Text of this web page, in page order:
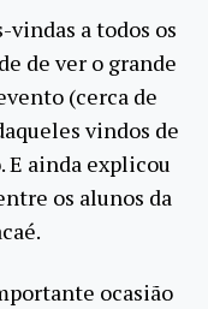
vindas a todos os
de ver o grande
(cerca de
vindos de
E ainda explicou
os alunos da
ocasião